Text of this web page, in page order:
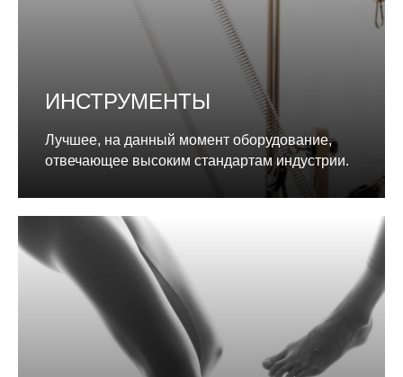
ИНСТРУМЕНТЫ
Лучшее, на данный момент оборудование,
отвечающее высоким стандартам индустрии.